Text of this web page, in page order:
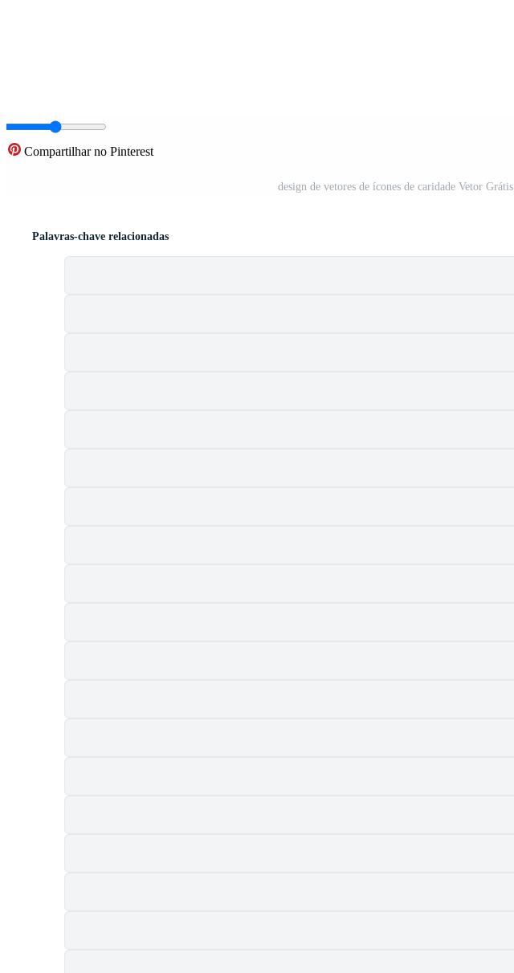
Compartilhar no Pinterest
design de vetores de ícones de caridade Vetor Grátis
Palavras-chave relacionadas